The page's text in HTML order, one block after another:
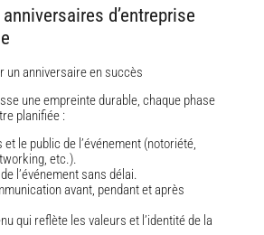
d’entreprise
un anniversaire en succès
une empreinte durable, chaque phase
planifiée :
le public de l’événement (notoriété,
etc.).
l’événement sans délai.
avant, pendant et après
qui reflète les valeurs et l’identité de la